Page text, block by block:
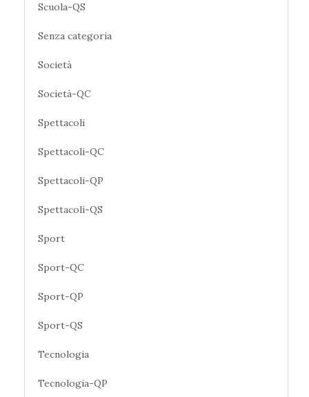
Scuola-QS
Senza categoria
Società
Società-QC
Spettacoli
Spettacoli-QC
Spettacoli-QP
Spettacoli-QS
Sport
Sport-QC
Sport-QP
Sport-QS
Tecnologia
Tecnologia-QP